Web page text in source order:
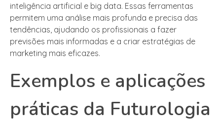
inteligência artificial e big data. Essas ferramentas
permitem uma análise mais profunda e precisa das
tendências, ajudando os profissionais a fazer
previsões mais informadas e a criar estratégias de
marketing mais eficazes.
Exemplos e aplicações
práticas da Futurologia